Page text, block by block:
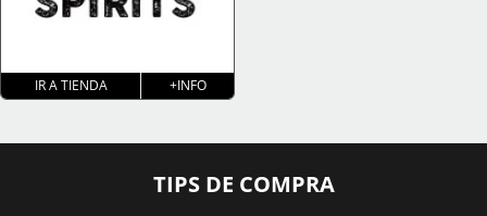
IR A TIENDA +INFO
TIPS DE COMPRA